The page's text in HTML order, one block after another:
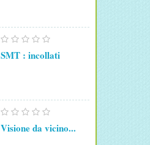
SMT : incollati
Visione da vicino...